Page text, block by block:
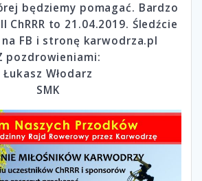
będziemy pomagać. Bardzo
to 21.04.2019. Śledźcie
FB i stronę karwodrza.pl
pozdrowieniami:
Łukasz Włodarz
SMK